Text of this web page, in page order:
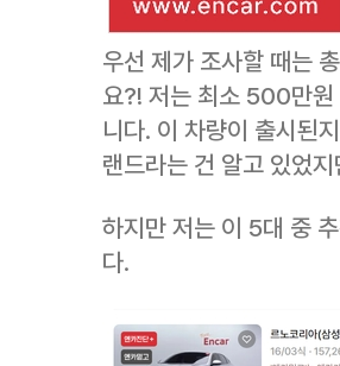
우선 제가 조사할 때는
요?! 저는 최소 500만원
니다. 이 차량이 출시된
랜드라는 건 알고 있었
하지만 저는 이 5대 중
다.